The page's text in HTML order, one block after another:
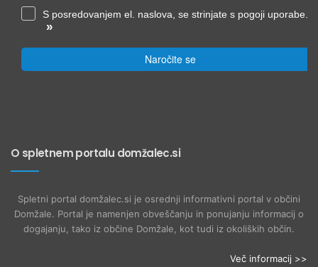
S posredovanjem el. naslova, se strinjate s pogoji uporabe.
»
Naročite se
O spletnem portalu domžalec.si
Spletni portal domžalec.si je osrednji informativni portal v občini
Domžale. Portal je namenjen obveščanju in ponujanju informacij o
dogajanju, tako iz občine Domžale, kot tudi iz okoliških občin.
Več informacij >>